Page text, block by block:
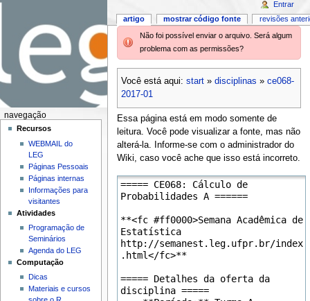
Não foi possível enviar o arquivo. Será algum
problema com as permissões?
Você está aqui: start» disciplinas » ce068-
2017-01
Essa página está em modo somente de
leitura. Você pode visualizar a fonte, mas não
alterá-la. Informe-se com o administrador do
Wiki, caso você ache que isso está incorreto.
artigo mostrar código fonte revisões
Entrar
navegação
Recursos
WEBMAIL do
LEG
Páginas Pessoais
Páginas internas
Informações para
visitantes
Atividades
Programação de
Seminários
Agenda do LEG
Computação
Dicas
Materiais e cursos